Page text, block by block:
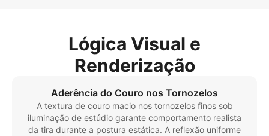
Lógica Visual e
Renderização
Aderência do Couro nos Tornozelos
A textura de couro macio nos tornozelos finos sob
iluminação de estúdio garante comportamento realista
da tira durante a postura estática. A reflexão uniforme